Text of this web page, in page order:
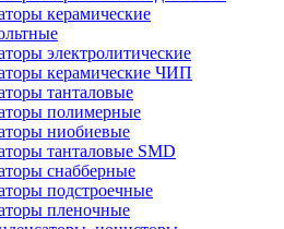
керамические
электролитические
керамические ЧИП
танталовые
полимерные
ниобиевые
танталовые SMD
снабберные
подстроечные
пленочные